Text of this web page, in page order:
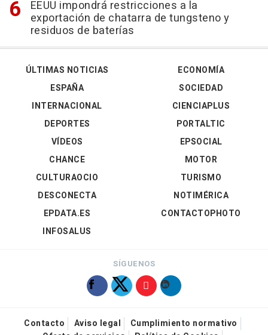
EEUU impondrá restricciones a la
exportación de chatarra de tungsteno y
residuos de baterías
ÚLTIMAS NOTICIAS
ESPAÑA
INTERNACIONAL
DEPORTES
VÍDEOS
ECONOMÍA
SOCIEDAD
CIENCIAPLUS
PORTALTIC
EPSOCIAL
CHANCE
CULTURAOCIO
DESCONECTA
EPDATA.ES
INFOSALUS
MOTOR
TURISMO
NOTIMÉRICA
CONTACTOPHOTO
SÍGUENOS
Contacto Aviso legal
Cumplimiento normativo